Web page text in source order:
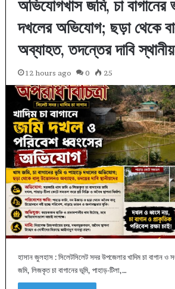
অভিযোগখাস জমি, চা বাগানের
দখলের অভিযোগ; ছড়া থেকে
অব্যাহত, তদন্তের দাবি
12 hours ago 0 25
হাসান জুলহাস : সিলেটসিলেট সদর উপজেলার খাদিম চা বাগান ও
জমি, লিজকৃত চা বাগানের ভূমি, পাহাড়-টিলা,…